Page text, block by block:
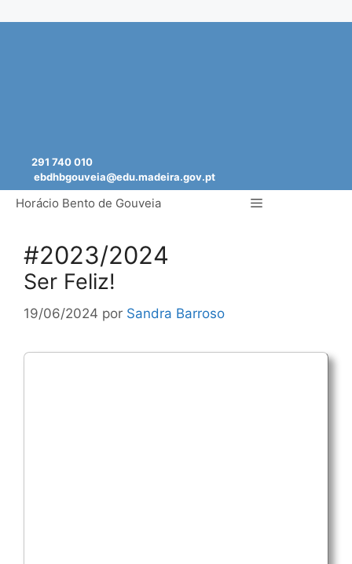
291 740 010
ebdhbgouveia@edu.madeira.gov.pt
Horácio Bento de Gouveia Menu
#2023/2024
Ser Feliz!
19/06/2024 por Sandra Barroso